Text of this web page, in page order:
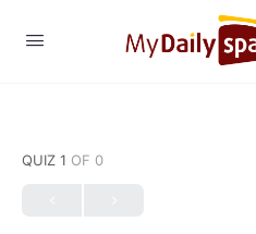
QUIZ 1 OF 0